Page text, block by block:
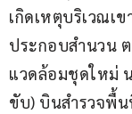
เกิดเหตุบริเวณเ
ประกอบสำนวน
แวดล้อมชุดใหม่
ขับ) บินสำรวจพื้น